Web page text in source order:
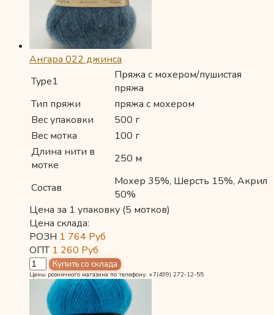
Ангара 022 джинса
Type1
Пряжа с мохером/пушистая
пряжа
Тип пряжи
пряжа с мохером
Вес упаковки
500 г
Вес мотка
100 г
Длина нити в
мотке
250 м
Состав
Мохер 35%, Шерсть 15%, Акрил
50%
Цена за 1 упаковку (5 мотков)
Цена склада:
РОЗН 1 764 Руб
ОПТ 1 260 Руб
Цены розничного магазина по телефону: +7(499) 272-12-55